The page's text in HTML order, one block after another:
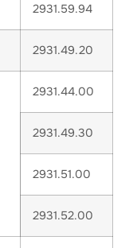
2931.59.94
2931.49.20
2931.44.00
2931.49.30
2931.51.00
2931.52.00